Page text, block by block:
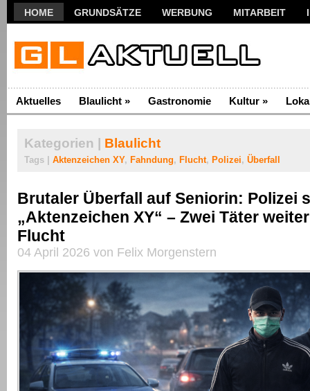
HOME GRUNDSÄTZE WERBUNG MITARBEIT
Aktuelles Blaulicht » Gastronomie Kultur »
Kategorien | Blaulicht
Tags | Aktenzeichen XY, Fahndung, Flucht, Polizei, Überfall
Brutaler Überfall auf Seniorin: Polizei
„Aktenzeichen XY“ – Zwei Täter
Flucht
04 April 2026 von Felix Morgenstern